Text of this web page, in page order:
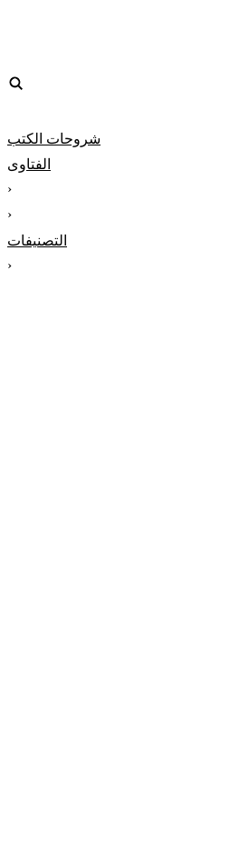
شروحات الكتب
الفتاوى
‹
‹
التصنيفات
‹